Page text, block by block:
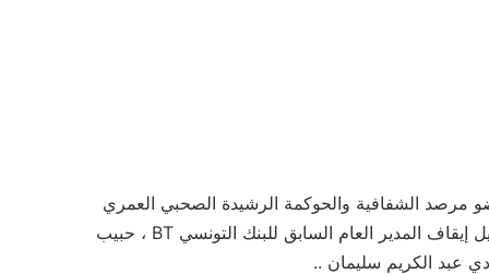
الاحرار وعضو مرصد الشفافية والحوكمة الرشيدة الصحبي العمري
في تدوينة نشرها على صفحته الرسمية بالفيسبوك بانه تم منذ قليل إيقاف المدير العام السابق للبنك التونسي BT ، حبيب
عبد الكريم سليمان ..